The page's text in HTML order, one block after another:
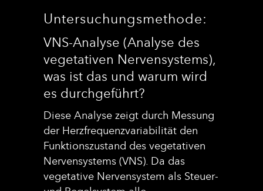
Untersuchungsmethode:
VNS-Analyse (Analyse des
vegetativen Nervensystems),
was ist das und warum wird
es durchgeführt?
Diese Analyse zeigt durch Messung
der Herzfrequenzvariabilität den
Funktionszustand des vegetativen
Nervensystems (VNS). Da das
vegetative Nervensystem als Steuer-